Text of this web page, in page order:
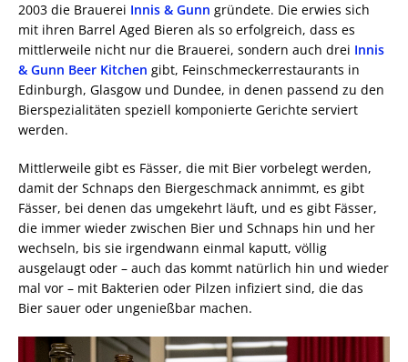
2003 die Brauerei Innis & Gunn gründete. Die erwies sich
mit ihren Barrel Aged Bieren als so erfolgreich, dass es
mittlerweile nicht nur die Brauerei, sondern auch drei Innis
& Gunn Beer Kitchen gibt, Feinschmeckerrestaurants in
Edinburgh, Glasgow und Dundee, in denen passend zu den
Bierspezialitäten speziell komponierte Gerichte serviert
werden.
Mittlerweile gibt es Fässer, die mit Bier vorbelegt werden,
damit der Schnaps den Biergeschmack annimmt, es gibt
Fässer, bei denen das umgekehrt läuft, und es gibt Fässer,
die immer wieder zwischen Bier und Schnaps hin und her
wechseln, bis sie irgendwann einmal kaputt, völlig
ausgelaugt oder – auch das kommt natürlich hin und wieder
mal vor – mit Bakterien oder Pilzen infiziert sind, die das
Bier sauer oder ungenießbar machen.